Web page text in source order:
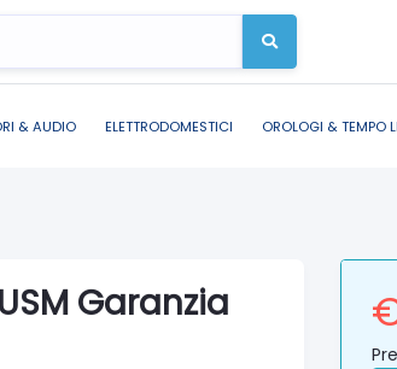
& AUDIO ELETTRODOMESTICI OROLOGI & TEMPO
Garanzia